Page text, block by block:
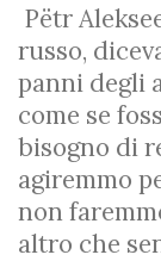
Pëtr
russo,
panni degli
come se
bisogno di
agiremmo
non
altro che